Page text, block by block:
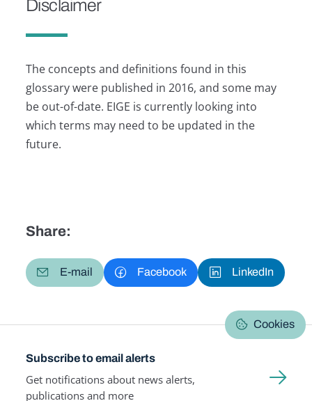
Disclaimer
The concepts and definitions found in this
glossary were published in 2016, and some may
be out-of-date. EIGE is currently looking into
which terms may need to be updated in the
future.
Share:
E-mail Facebook LinkedIn
Cookies
Subscribe to email alerts
Get notifications about news alerts,
publications and more